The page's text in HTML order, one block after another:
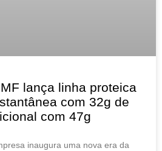
lança linha proteica
com 32g de
com 47g
inaugura uma nova era da